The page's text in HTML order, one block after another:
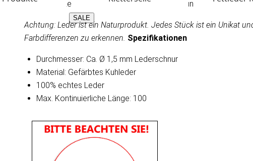
SALE
Perfekt für Lederarmbänder, Lederhalsbänder und Kettelnähte.
Achtung: Leder ist ein Naturprodukt. Jedes Stück ist ein Unikat
Farbdifferenzen zu erkennen. Spezifikationen
Durchmesser: Ca. Ø 1,5 mm Lederschnur
Material: Gefärbtes Kuhleder
100% echtes Leder
Max. Kontinuierliche Länge: 100